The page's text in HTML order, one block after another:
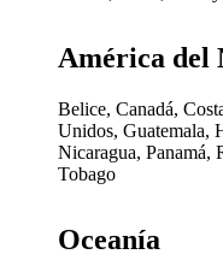
América del
Belice, Canadá,
Unidos, Guatemala,
Nicaragua, Panamá,
Tobago
Oceanía